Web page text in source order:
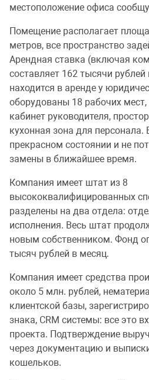
местоположение офиса
Помещение располагает
метров, все пространство
Арендная ставка (включая
составляет 162 тысячи
находится в аренде у
оборудованы 18 рабочих
кабинет руководителя,
кухонная зона для персонала.
прекрасном состоянии и не
замены в ближайшее время.
Компания имеет штат из 8
высококвалифицированных
разделены на два отдела:
исполнения. Весь штат
новым собственником. Фонд
тысяч рублей в месяц.
Компания имеет средства
около 5 млн. рублей,
клиентской базы,
знака, CRM системы: все это
проекта. Подтверждение
через документацию и
кошельков.